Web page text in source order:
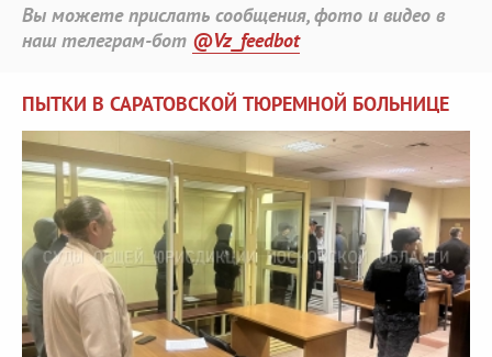
Вы можете прислать сообщения, фото и видео в
наш телеграм-бот @Vz_feedbot
ПЫТКИ В САРАТОВСКОЙ ТЮРЕМНОЙ БОЛЬНИЦЕ